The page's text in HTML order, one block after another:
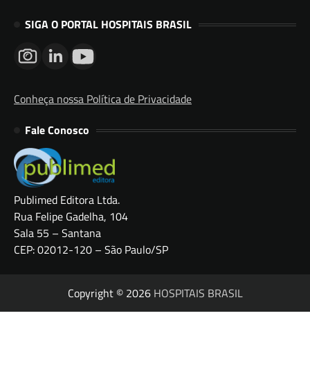
SIGA O PORTAL HOSPITAIS BRASIL
Conheça nossa Política de Privacidade
Fale Conosco
Publimed Editora Ltda.
Rua Felipe Gadelha, 104
Sala 55 – Santana
CEP: 02012-120 – São Paulo/SP
Copyright © 2026 HOSPITAIS BRASIL